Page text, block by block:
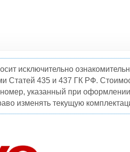
исключительно
Статей 435 и 437 ГК РФ.
указанный при
изменять текущую